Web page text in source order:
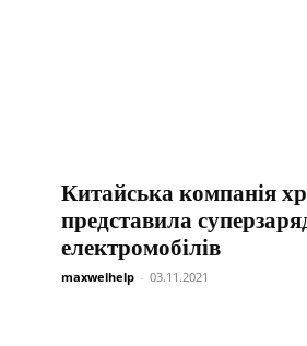
Китайська компанія
представила
електромобілів
maxwelhelp - 03.11.2021